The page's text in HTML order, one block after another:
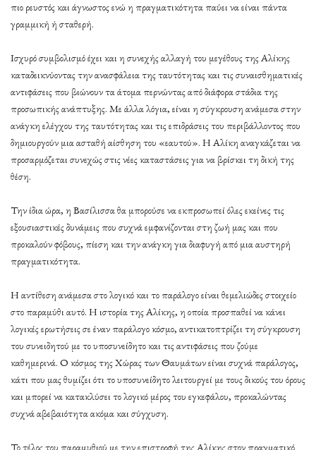
πιο ρευστός και άγνωστος ενώ η πραγματικότητα παύει να είναι πάντα
γραμμική ή σταθερή.
Ισχυρό συμβολισμό έχει και η συνεχής αλλαγή του μεγέθους της Αλίκης
καταδεικνύοντας την ανασφάλεια της ταυτότητας και τις συναισθηματικές
αντιφάσεις που βιώνουν τα άτομα περνώντας από διάφορα στάδια της
προσωπικής ανάπτυξης. Με άλλα λόγια, είναι η σύγκρουση ανάμεσα στην
ανάγκη ελέγχου της ταυτότητας και τις επιδράσεις του περιβάλλοντος που
δημιουργούν μια ασταθή αίσθηση του «εαυτού». Η Αλίκη αναγκάζεται να
προσαρμόζεται συνεχώς στις νέες καταστάσεις για να βρίσκει τη δική της
θέση.
Την ίδια ώρα, η Βασίλισσα θα μπορούσε να εκπροσωπεί όλες εκείνες τις
εξουσιαστικές δυνάμεις που συχνά εμφανίζονται στη ζωή μας και που
προκαλούν φόβους, πίεση και την ανάγκη για διαφυγή από μια αυστηρή
πραγματικότητα.
Η αντίθεση ανάμεσα στο λογικό και το παράλογο είναι θεμελιώδες στοιχείο
στο παραμύθι αυτό. Η ιστορία της Αλίκης, η οποία προσπαθεί να κάνει
λογικές ερωτήσεις σε έναν παράλογο κόσμο, αντικατοπτρίζει τη σύγκρουση
του συνειδητού με το υποσυνείδητο και τις αντιφάσεις που ζούμε
καθημερινά. Ο κόσμος της Χώρας των Θαυμάτων είναι συχνά παράλογος,
κάτι που μας θυμίζει ότι το υποσυνείδητο λειτουργεί με τους δικούς του όρους
και μπορεί να κατακλύσει το λογικό μέρος του εγκεφάλου, προκαλώντας
συχνά αβεβαιότητα ακόμα και σύγχυση.
Το τέλος του παραμυθιού με την επιστροφή της Αλίκης στον πραγματικό